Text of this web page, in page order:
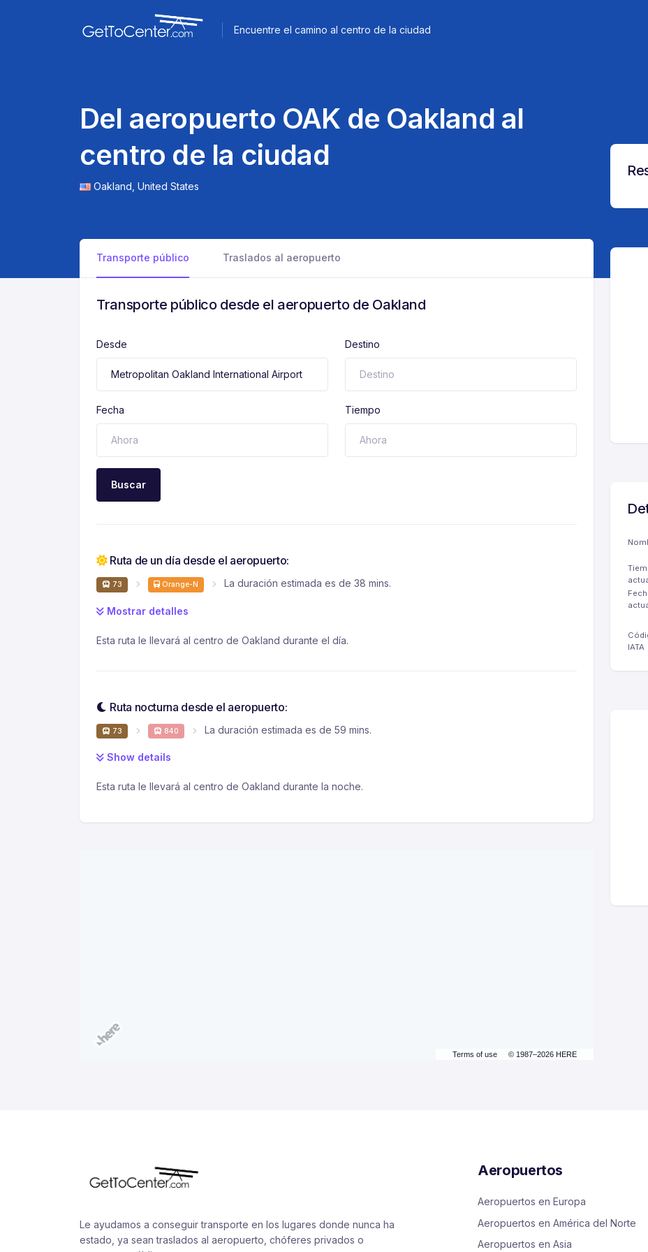
Encuentre el camino al centro de la ciudad
Del aeropuerto OAK de Oakland al
centro de la ciudad
Oakland, United States
Transporte público Traslados al aeropuerto
Transporte público desde el aeropuerto de Oakland
Desde Destino
Fecha Tiempo
Buscar
Ruta de un día desde el aeropuerto:
73 Orange-N La duración estimada es de 38 mins.
Mostrar detalles
Esta ruta le llevará al centro de Oakland durante el día.
Ruta nocturna desde el aeropuerto:
73 840 La duración estimada es de 59 mins.
Show details
Esta ruta le llevará al centro de Oakland durante la noche.
Terms of use © 1987–2026 HERE
IATA
Le ayudamos a conseguir transporte en los lugares donde nunca ha
estado, ya sean traslados al aeropuerto, chóferes privados o
Aeropuertos
Aeropuertos en Europa
Aeropuertos en América del Norte
Aeropuertos en Asia